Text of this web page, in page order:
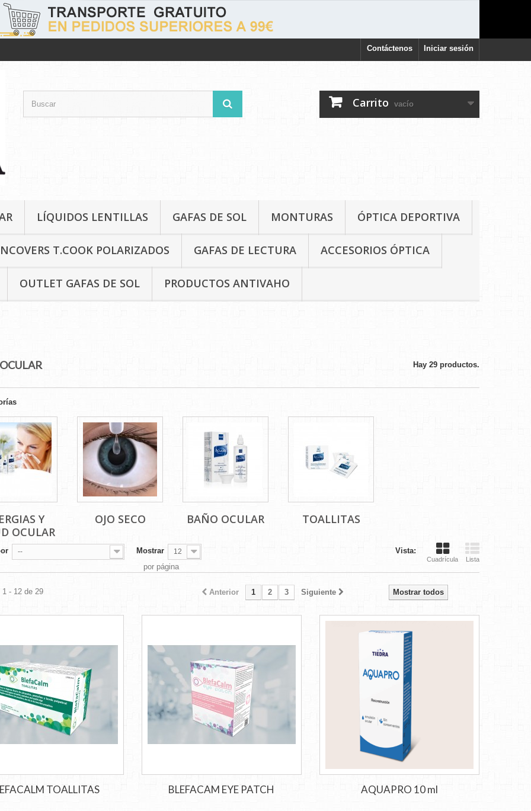
Iniciar sesión
Contáctenos
Carrito vacío
LÍQUIDOS LENTILLAS GAFAS DE SOL MONTURAS ÓPTICA DEPORTIVA
T.COOK POLARIZADOS GAFAS DE LECTURA ACCESORIOS ÓPTICA
OUTLET GAFAS DE SOL PRODUCTOS ANTIVAHO
Hay 29 productos.
Y
OCULAR
OJO SECO BAÑO OCULAR TOALLITAS
Vista:
Cuadrícula Lista
-- Mostrar 12
por página
Mostrar todos
Anterior 1 2 3 Siguiente
1 - 12 de 29
TOALLITAS BLEFACAM EYE PATCH AQUAPRO 10 ml